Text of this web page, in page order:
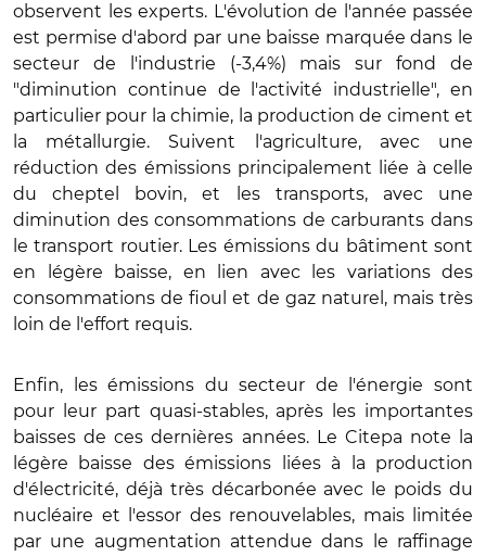
observent les experts. L'évolution de l'année passée
est permise d'abord par une baisse marquée dans le
secteur de l'industrie (-3,4%) mais sur fond de
"diminution continue de l'activité industrielle", en
particulier pour la chimie, la production de ciment et
la métallurgie. Suivent l'agriculture, avec une
réduction des émissions principalement liée à celle
du cheptel bovin, et les transports, avec une
diminution des consommations de carburants dans
le transport routier. Les émissions du bâtiment sont
en légère baisse, en lien avec les variations des
consommations de fioul et de gaz naturel, mais très
loin de l'effort requis.
Enfin, les émissions du secteur de l'énergie sont
pour leur part quasi-stables, après les importantes
baisses de ces dernières années. Le Citepa note la
légère baisse des émissions liées à la production
d'électricité, déjà très décarbonée avec le poids du
nucléaire et l'essor des renouvelables, mais limitée
par une augmentation attendue dans le raffinage